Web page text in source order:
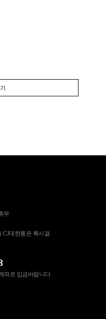
무
CJ대한통운 록시걸
좌로 입금바랍니다.